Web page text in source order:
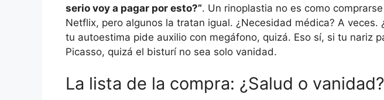
serio voy a pagar por esto?”. Un rinoplastia no es como
Netflix, pero algunos la tratan igual. ¿Necesidad médica? A veces.
tu autoestima pide auxilio con megáfono, quizá. Eso sí, si tu nariz
Picasso, quizá el bisturí no sea solo vanidad.
La lista de la compra: ¿Salud o vanidad?